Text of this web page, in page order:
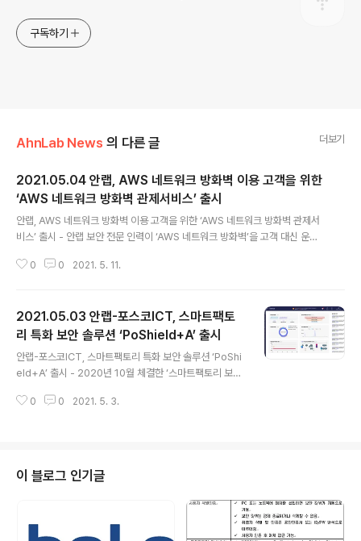
구독하기
AhnLab News 의 다른 글 더보기
2021.05.04 안랩, AWS 네트워크 방화벽 이용 고객을 위한
‘AWS 네트워크 방화벽 관제서비스’ 출시
안랩, AWS 네트워크 방화벽 이용 고객을 위한 ‘AWS 네트워크 방화벽 관제서
비스’ 출시 - 안랩 보안 전문 인력이 ‘AWS 네트워크 방화벽’을 고객 대신 운영
화벽 정책 관리 ▲방화벽 운영 정기 보고서 등 클라우드 네트워크 보안 서비스
rewall)’의 서울 리전(Region) 출시에 발맞춰, 안랩이 국내 최초로 AWS 네트
워크 방화벽을 활용한 관제 서비스를 선보인다. 안랩(대표 강석균, www.ahnla
b.com )이 아마존웹서비스(이하 AWS)가 제공하는 ..
0 0 2021. 5. 11.
2021.05.03 안랩-포스코ICT, 스마트팩토
리 특화 보안 솔루션 ‘PoShield+A’ 출시
안랩-포스코ICT, 스마트팩토리 특화 보안 솔루션 ‘PoShi
eld+A’ 출시 - 2020년 10월 체결한 ‘스마트팩토리 보안
‘PoShield+A’ 출시 - 포스코ICT ‘PoShield’의 강력한
는 가운데 포스코ICT와 안랩이 스마트팩토리에 특화된 보
안 솔루션을 선보인다. 안랩(대표 강석균, www.ahnlab.c
om )과 포스코ICT(대표 정덕균, www.poscoict.com )
가 포스코ICT의 AI기반 비정상 제어 명령 탐지 솔루션 ‘P
oShield(포쉴드)’에 안랩의 ..
0 0 2021. 5. 3.
이 블로그 인기글